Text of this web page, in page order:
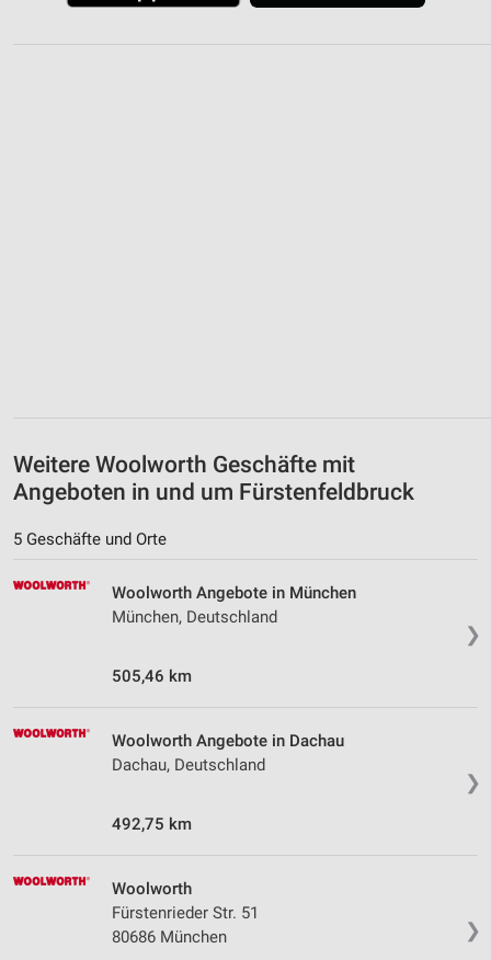
Weitere Woolworth Geschäfte mit
Angeboten in und um Fürstenfeldbruck
5 Geschäfte und Orte
❯
Woolworth Angebote in München
München, Deutschland
505,46 km
❯
Woolworth Angebote in Dachau
Dachau, Deutschland
492,75 km
❯
Woolworth
Fürstenrieder Str. 51
80686 München